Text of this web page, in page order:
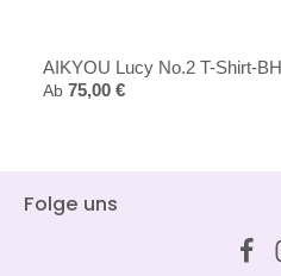
AIKYOU Lucy No.2 T-Shirt-BH
Regulärer Preis:
Ab 75,00 €
Folge uns